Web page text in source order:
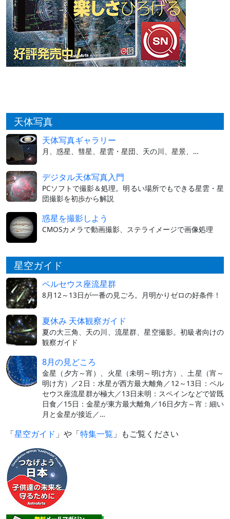
天体写真
天体写真ギャラリー
月、惑星、彗星、星雲・星団、天の川、星景、…
デジタル天体写真入門
PCソフトで撮影＆処理。明るい場所でもできる星雲・星
団撮影を初歩から解説
惑星を撮影しよう
CMOSカメラで動画撮影、ステライメージで画像処理
星空ガイド
ペルセウス座流星群
8月12～13日が一番の見ごろ。月明かりゼロの好条件！
夏休み 天体観察ガイド
夏の大三角、天の川、流星群、星空撮影。初級者向けの
観察ガイド
8月の見どころ
金星（夕方～宵）、火星（未明～明け方）、土星（宵～
明け方）／2日：水星が西方最大離角／12～13日：ペル
セウス座流星群が極大／13日未明：スペインなどで皆既
日食／15日：金星が東方最大離角／16日夕方～宵：細い
月と金星が接近／…
「星空ガイド 」や「特集一覧 」もご覧ください